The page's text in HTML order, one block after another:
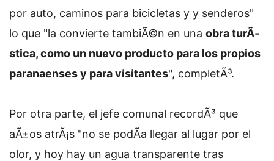
por auto, caminos para bicicletas y y senderos"
lo que "la convierte tambiÃ©n en una obra turÃ­
stica, como un nuevo producto para los propios
paranaenses y para visitantes", completÃ³.
Por otra parte, el jefe comunal recordÃ³ que
aÃ±os atrÃ¡s "no se podÃ­a llegar al lugar por el
olor, y hoy hay un agua transparente tras